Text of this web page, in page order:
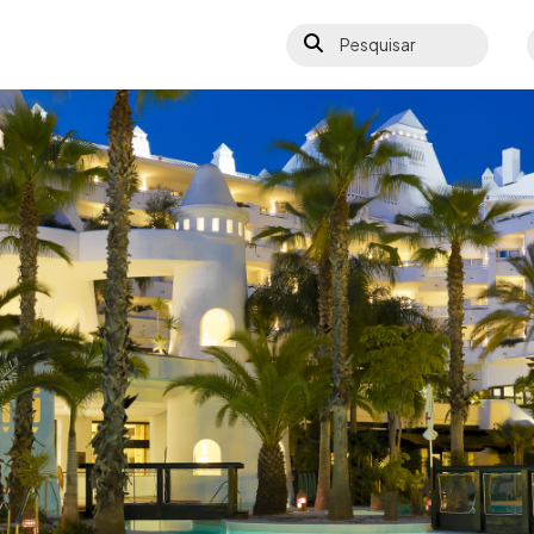
Pesquisar